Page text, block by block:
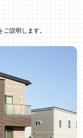
説明します。